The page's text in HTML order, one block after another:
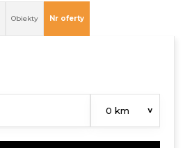
Obiekty Nr oferty